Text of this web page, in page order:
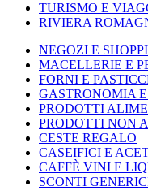
TURISMO E
RIVIERA
NEGOZI E
MACELLERIE E
FORNI E
GASTRONOMIA
PRODOTTI
PRODOTTI NON
CESTE REGALO
CASEIFICI E
CAFFÈ VINI E
SCONTI